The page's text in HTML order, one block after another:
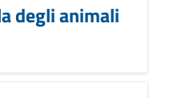
degli animali